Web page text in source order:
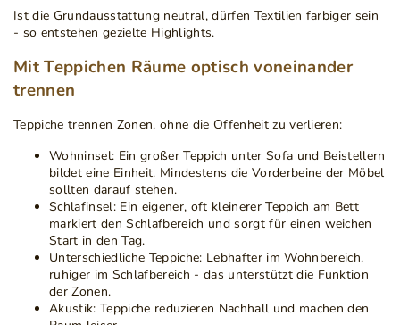
Ist die Grundausstattung neutral, dürfen Textilien farbiger sein
- so entstehen gezielte Highlights.
Mit Teppichen Räume optisch voneinander
trennen
Teppiche trennen Zonen, ohne die Offenheit zu verlieren:
Wohninsel: Ein großer Teppich unter Sofa und Beistellern
bildet eine Einheit. Mindestens die Vorderbeine der Möbel
sollten darauf stehen.
Schlafinsel:Ein eigener, oft kleinerer Teppich am Bett
markiert den Schlafbereich und sorgt für einen weichen
Start in den Tag.
Unterschiedliche Teppiche: Lebhafter im Wohnbereich,
ruhiger im Schlafbereich - das unterstützt die Funktion
der Zonen.
Akustik: Teppiche reduzieren Nachhall und machen den